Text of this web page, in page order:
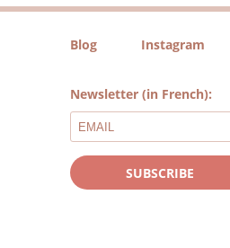
Blog Instagram
Newsletter (in French):
SUBSCRIBE